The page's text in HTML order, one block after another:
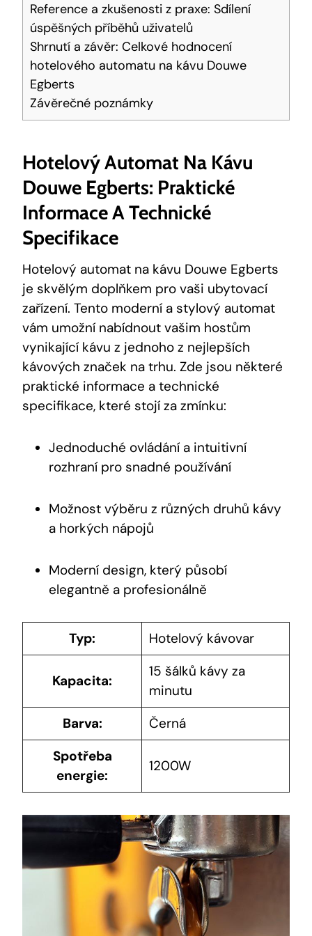
Reference a zkušenosti z praxe: Sdílení
úspěšných příběhů uživatelů
Shrnutí a závěr: Celkové hodnocení
hotelového automatu na kávu Douwe
Egberts
Závěrečné poznámky
Hotelový Automat Na Kávu
Douwe Egberts: Praktické
Informace A Technické
Specifikace
Hotelový automat na kávu Douwe Egberts
je skvělým doplňkem pro vaši ubytovací
zařízení. Tento moderní a stylový automat
vám umožní nabídnout vašim hostům
vynikající kávu z jednoho z nejlepších
kávových značek na trhu. Zde jsou některé
praktické informace a technické
specifikace, které stojí za zmínku:
Jednoduché ovládání a intuitivní
rozhraní pro snadné používání
Možnost výběru z různých druhů kávy
a horkých nápojů
Moderní design, který působí
elegantně a profesionálně
Typ: Hotelový kávovar
Kapacita:
15 šálků kávy za
minutu
Barva:
Černá
Spotřeba
energie:
1200W